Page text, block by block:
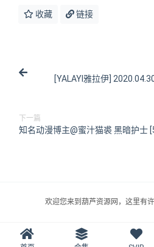
收藏 链接
[YALAYI雅拉伊]
下一篇
知名动漫博主@蜜汁猫裘 黑暗护士
欢迎您来到葫芦资源网，这里有